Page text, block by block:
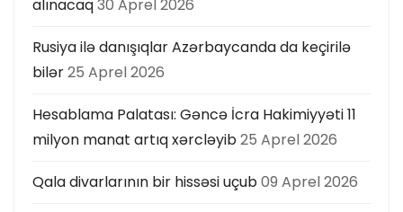
alınacaq30 Aprel 2026
Rusiya ilə danışıqlar Azərbaycanda da keçirilə
bilər25 Aprel 2026
Hesablama Palatası: Gəncə İcra Hakimiyyəti 11
milyon manat artıq xərcləyib25 Aprel 2026
Qala divarlarının bir hissəsi uçub09 Aprel 2026